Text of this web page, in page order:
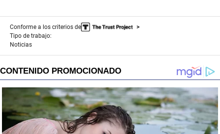
Conforme a los criterios de
Tipo de trabajo:
Noticias